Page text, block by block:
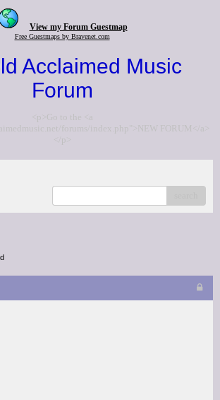
View my Forum Guestmap
Free Guestmaps by Bravenet.com
Acclaimed Music
Forum
<p>Go to the <a
forums/index.php">NEW FORUM</a>
</p>